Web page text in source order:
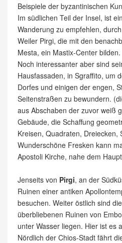
Beispiele der byzantinischen
Im südlichen Teil der Insel, ist
Wanderung zu empfehlen,
Weiler Pirgi, die mit den
Mesta, ein Mastix-Center bilden.
Noch interessanter aber sind
Hausfassaden, in Sgraffito, um
Dorfes und einigen der engen,
Seitenstraßen zu bewundern.
aus Abschaben der zuvor weiß
Gebäude, die Schaffung
Kreisen, Quadraten, Dreiecken,
Wunderschöne Fresken kann
Apostoli Kirche, nahe dem
Jenseits von Pirgi, an der
Ruinen einer antiken
besuchen. Weiter östlich sind
überbliebenen Ruinen von
unter Wasser liegen. Hier ist es
Nördlich der Chios-Stadt fährt